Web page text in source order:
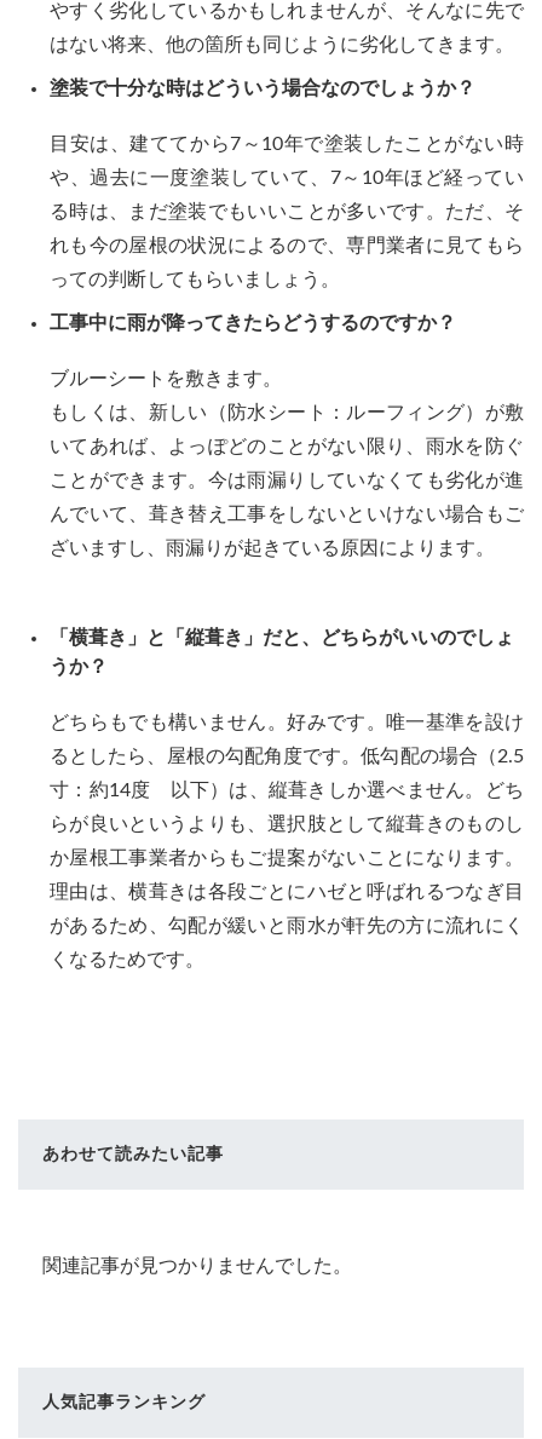
やすく劣化しているかもしれませんが、そんなに先で
はない将来、他の箇所も同じように劣化してきます。
塗装で十分な時はどういう場合なのでしょうか？
目安は、建ててから7～10年で塗装したことがない時
や、過去に一度塗装していて、7～10年ほど経ってい
る時は、まだ塗装でもいいことが多いです。ただ、そ
れも今の屋根の状況によるので、専門業者に見てもら
っての判断してもらいましょう。
工事中に雨が降ってきたらどうするのですか？
ブルーシートを敷きます。
もしくは、新しい（防水シート：ルーフィング）が敷
いてあれば、よっぽどのことがない限り、雨水を防ぐ
ことができます。今は雨漏りしていなくても劣化が進
んでいて、葺き替え工事をしないといけない場合もご
ざいますし、雨漏りが起きている原因によります。
「横葺き」と「縦葺き」だと、どちらがいいのでしょ
うか？
どちらもでも構いません。好みです。唯一基準を設け
るとしたら、屋根の勾配角度です。低勾配の場合（2.5
寸：約14度 以下）は、縦葺きしか選べません。どち
らが良いというよりも、選択肢として縦葺きのものし
か屋根工事業者からもご提案がないことになります。
理由は、横葺きは各段ごとにハゼと呼ばれるつなぎ目
があるため、勾配が緩いと雨水が軒先の方に流れにく
くなるためです。
あわせて読みたい記事
関連記事が見つかりませんでした。
人気記事ランキング